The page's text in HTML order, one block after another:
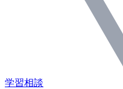
学習相談